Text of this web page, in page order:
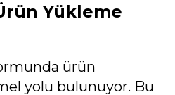
Yükleme
ürün
yolu bulunuyor. Bu